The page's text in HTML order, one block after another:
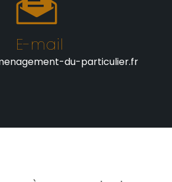
E-mail
du-particulier.fr